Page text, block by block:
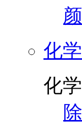
化
化